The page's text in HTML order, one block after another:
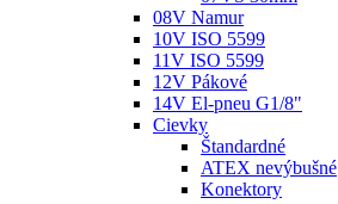
08V Namur
10V ISO 5599
11V ISO 5599
12V Pákové
14V El-pneu G1/8"
Cievky
Štandardné
ATEX nevýbušné
Konektory